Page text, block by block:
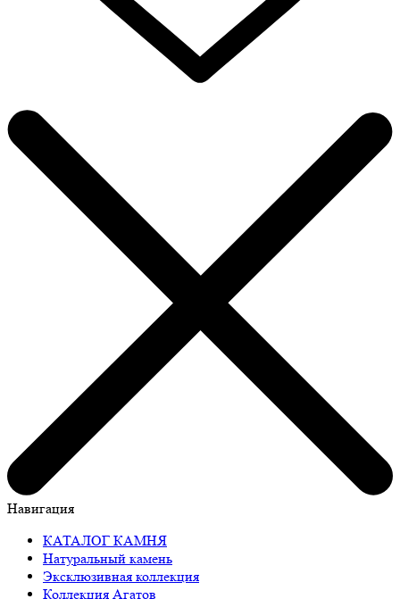
Навигация
КАТАЛОГ КАМНЯ
Натуральный камень
Эксклюзивная коллекция
Коллекция Агатов